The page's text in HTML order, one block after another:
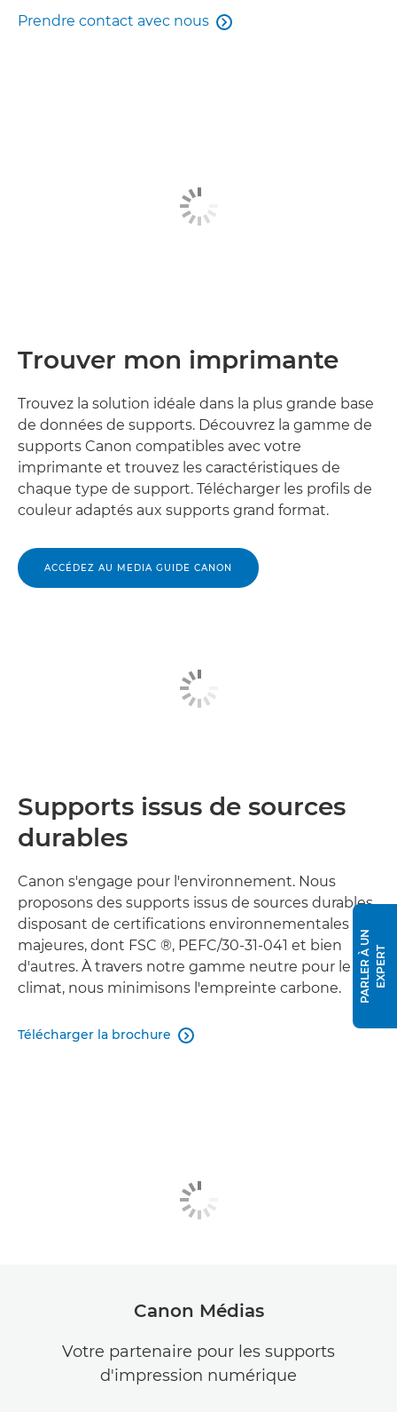
Prendre contact avec nous 
Trouver mon imprimante
Trouvez la solution idéale dans la plus grande base
de données de supports. Découvrez la gamme de
supports Canon compatibles avec votre
imprimante et trouvez les caractéristiques de
chaque type de support. Télécharger les profils de
couleur adaptés aux supports grand format.
ACCÉDEZ AU MEDIA GUIDE CANON
Supports issus de sources
durables
Canon s'engage pour l'environnement. Nous
proposons des supports issus de sources durables
disposant de certifications environnementales
majeures, dont FSC ®, PEFC/30-31-041 et bien
d'autres. À travers notre gamme neutre pour le
climat, nous minimisons l'empreinte carbone.
Télécharger la brochure 
Canon Médias
Votre partenaire pour les supports
d'impression numérique
P
A
R
L
E
R
À
U
N
E
X
P
E
RT